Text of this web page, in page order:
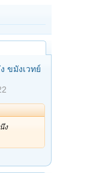
ขมังเวทย์
ง